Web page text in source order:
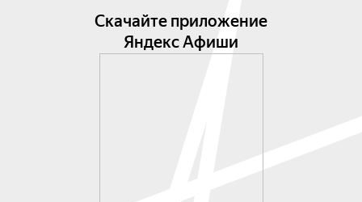
Скачайте приложение
Яндекс Афиши